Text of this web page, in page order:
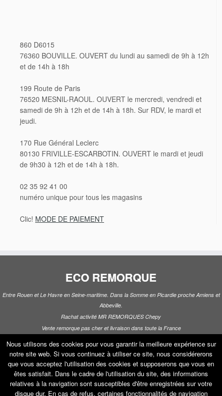
860 D6015
76360 BOUVILLE. OUVERT du lundi au samedi de 9h à 12h
et de 14h à 18h
199 Route de Paris
76520 MESNIL-RAOUL. OUVERT le mercredi, vendredi et
samedi de 9h à 12h et de 14h à 18h. Sur RDV, le mardi et
jeudi.
170 Rue Général Leclerc
80130 FRIVILLE-ESCARBOTIN. OUVERT le mardi et jeudi
de 9h30 à 12h et de 14h à 18h.
02 35 92 41 00
numéro unique pour tous les magasins
Clic! MODE DE PAIEMENT
ECO REMORQUE
Entre Rouen et Le Havre en Seine-maritime. Dans la Somme en Picardie proche Amiens et
Abbeville.
Rachat activité MR REMORQUES Chepy
Vente remorque pas cher et livraison dans toute la France
Constructeur remorque BORO VDM WEYTENS LIDER FRANC TRIGANO JALON
© 2026ECO REMORQUE ·Propulsé par ·Réalisé avec the Thème Customizr
Nous utilisons des cookies pour vous garantir la meilleure expérience sur
notre site web. Si vous continuez à utiliser ce site, nous considérerons
que vous acceptez l'utilisation des cookies et supposerons que vous en
êtes satisfait. Dans le cadre de l'utilisation du site, des informations
relatives à la navigation sont susceptibles d'être enregistrées sur votre
disque dur. En cas de refus, certaines fonctionnalités de navigation